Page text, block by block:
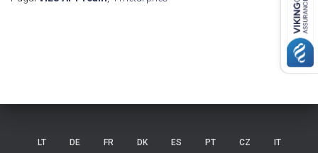
LT DE FR DK ES PT CZ IT